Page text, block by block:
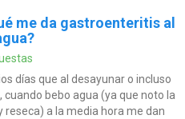
me da gastroenteritis al
días que al desayunar o incluso
cuando bebo agua (ya que noto la
reseca) a la media hora me dan